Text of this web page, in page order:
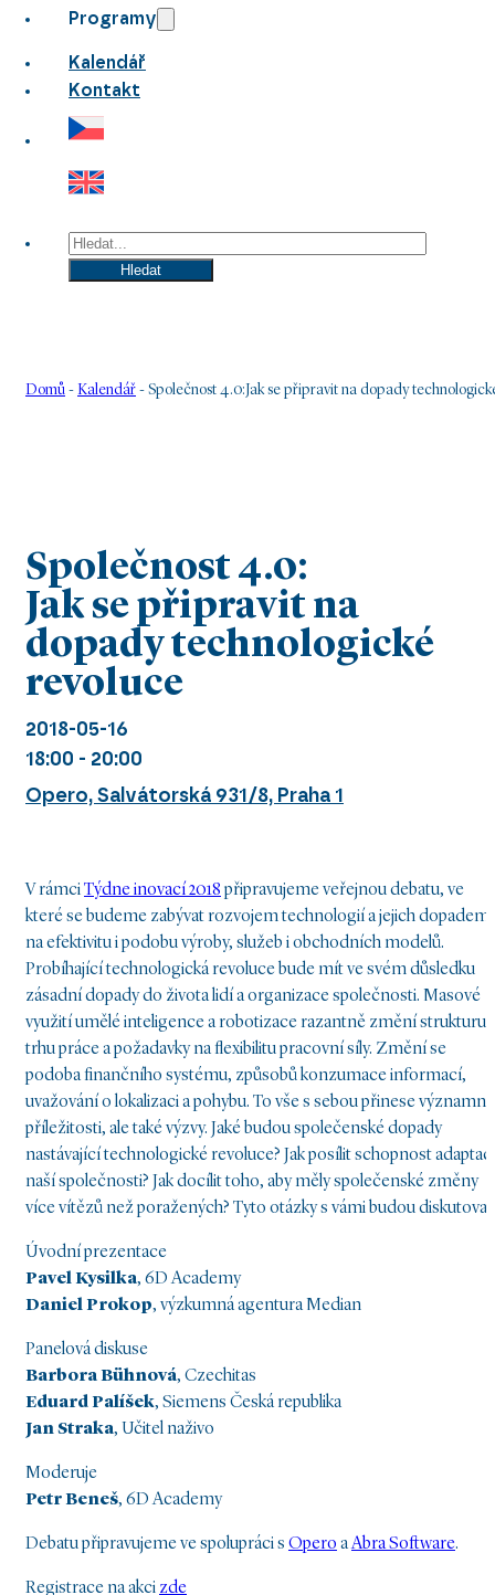
Programy
Kalendář
Kontakt
Hledat
Hledat
Domů - Kalendář - Společnost 4.0:Jak se připravit na dopady
Společnost 4.0:
Jak se připravit na
dopady technologické
revoluce
2018-05-16
18:00 - 20:00
Opero, Salvátorská 931/8, Praha 1
V rámciTýdne inovací 2018 připravujeme veřejnou debatu, ve
které se budeme zabývat rozvojem technologií a jejich dopadem
na efektivitu i podobu výroby, služeb i obchodních modelů.
Probíhající technologická revoluce bude mít ve svém důsledku
zásadní dopady do života lidí a organizace společnosti. Masové
využití umělé inteligence a robotizace razantně změní strukturu
trhu práce a požadavky na flexibilitu pracovní síly. Změní se
podoba finančního systému, způsobů konzumace informací,
uvažování o lokalizaci a pohybu. To vše s sebou přinese významné
příležitosti, ale také výzvy. Jaké budou společenské dopady
nastávající technologické revoluce? Jak posílit schopnost
naší společnosti? Jak docílit toho, aby měly společenské změny
více vítězů než poražených? Tyto otázky s vámi budou diskutovat:
Úvodní prezentace
Pavel Kysilka, 6D Academy
Daniel Prokop, výzkumná agentura Median
Panelová diskuse
Barbora Bühnová, Czechitas
Eduard Palíšek, Siemens Česká republika
Jan Straka, Učitel naživo
Moderuje
Petr Beneš, 6D Academy
Debatu připravujeme ve spolupráci s Opero aAbra Software.
Registrace na akci zde